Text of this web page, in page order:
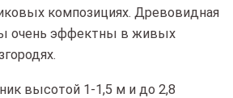
композициях. Древовидная
очень эффектны в живых
высотой 1-1,5 м и до 2,8